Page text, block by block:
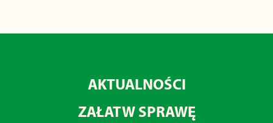
AKTUALNOŚCI
ZAŁATW SPRAWĘ